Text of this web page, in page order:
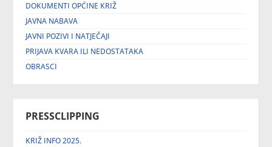
DOKUMENTI OPĆINE KRIŽ
JAVNA NABAVA
JAVNI POZIVI I NATJEČAJI
PRIJAVA KVARA ILI NEDOSTATAKA
OBRASCI
PRESSCLIPPING
KRIŽ INFO 2025.